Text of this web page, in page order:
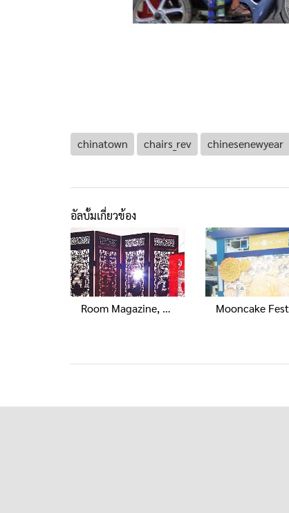
chinatown chairs_rev chinesenewyear
อัลบั้มเกี่ยวข้อง
Room Magazine, November 2013